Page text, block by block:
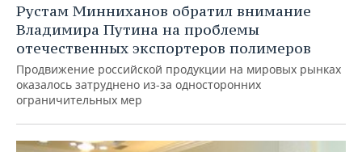
Рустам Минниханов обратил внимание
Владимира Путина на проблемы
отечественных экспортеров полимеров
Продвижение российской продукции на мировых рынках
оказалось затруднено из-за односторонних
ограничительных мер